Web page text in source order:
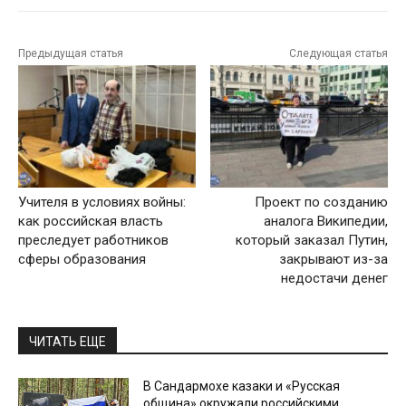
Предыдущая статья
Учителя в условиях войны:
как российская власть
преследует работников
сферы образования
Следующая статья
Проект по созданию
аналога Википедии,
который заказал Путин,
закрывают из-за
недостачи денег
ЧИТАТЬ ЕЩЕ
В Сандармохе казаки и «Русская